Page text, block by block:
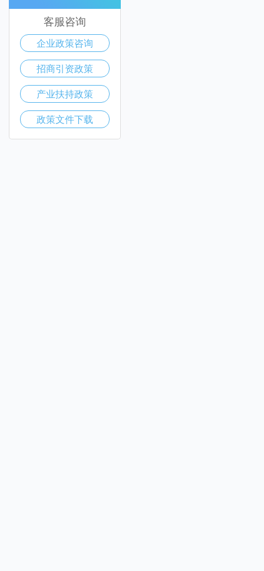
客服咨询
企业政策咨询
招商引资政策
产业扶持政策
政策文件下载